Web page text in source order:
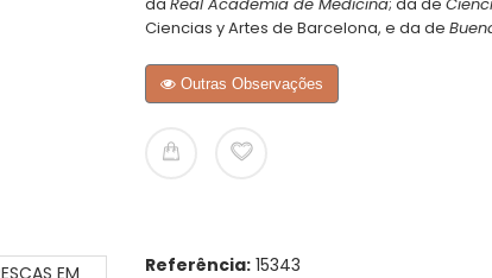
Ciencias y Artes de Barcelona, e da de
Outras Observações
Referência: 15343